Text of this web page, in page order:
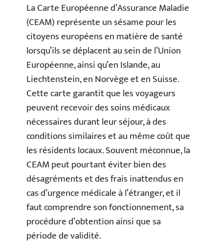
La Carte Européenne d’Assurance Maladie
(CEAM) représente un sésame pour les
citoyens européens en matière de santé
lorsqu’ils se déplacent au sein de l’Union
Européenne, ainsi qu’en Islande, au
Liechtenstein, en Norvège et en Suisse.
Cette carte garantit que les voyageurs
peuvent recevoir des soins médicaux
nécessaires durant leur séjour, à des
conditions similaires et au même coût que
les résidents locaux. Souvent méconnue, la
CEAM peut pourtant éviter bien des
désagréments et des frais inattendus en
cas d’urgence médicale à l’étranger, et il
faut comprendre son fonctionnement, sa
procédure d’obtention ainsi que sa
période de validité.